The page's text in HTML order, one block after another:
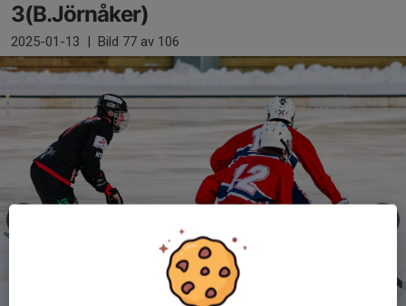
3(B.Jörnåker)
2025-01-13 | Bild 77 av 106